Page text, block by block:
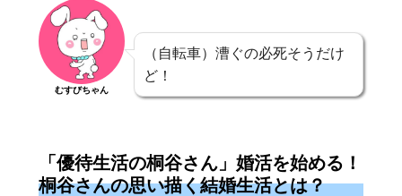
むすびちゃん
（自転車）漕ぐの必死そうだけ
ど！
「優待生活の桐谷さん」婚活を始める！
桐谷さんの思い描く結婚生活とは？